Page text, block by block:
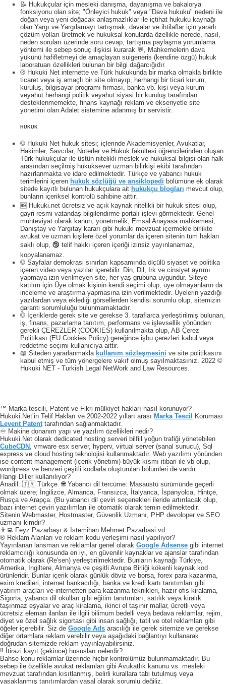
📝 Hukukçular için mesleki danışma, dayanışma ve bakalorya
fonksiyonu olan site; "Önleyici hukuk" veya "Dava hukuku" nedeni ile
doğan veya yeni doğacak anlaşmazlıklar ile içtihat hukuku kaynağı
olan Yargı ve Yargılamayı tartışmak, davalar ve ihtilaflar için yararlı
çözüm yolları üretmek ve hukuksal konularda özellikle nerede, nasıl,
neden soruları üzerinde soru cevap, tartışma paylaşma yorumlama
yöntemi ile sebep sonuç ilişkisi kurarak 💬, Mahkemelerin dava
yükünü hafifletmeyi de amaçlayan suigeneris (kendine özgü) hukuk
laboratuarı özellikleri bulunan bir bilgi dağarcığıdır.
® Hukuki Net internette ve Türk hukukunda bir marka olmakla birlikte
ticaret veya iş amaçlı bir site olmayıp, herhangi bir ticari kurum,
kuruluş, bilgisayar programı firması, banka vb. kişi veya kurum
veyahut herhangi politik veyahut siyasi bir kuruluş tarafından
desteklenmemekte, finans kaynağı reklam ve ekseriyetle site
yönetimi olan Adalet sistemine adanmış bir servistir.
HUKUK
© Hukuki Net hukuk sitesi; içlerinde Akademisyenler, Avukatlar,
Hakimler, Savcılar, Noterler ve Hukuk fakültesi öğrencilerinden oluşan
Türk hukukçular ile üstün nitelikli meslek ve hukuksal bilgisi olan halk
arasından seçilmiş hukuksever uzman bilirkişi ekibi tarafından
hazırlanmakta ve idare edilmektedir. Türkçe ve yabancı hukuk
terimlerini içeren hukuk sözlüğü ve ansiklopedi bölümüne ek olarak
sitede kayıtlı bulunan hukukçulara ait hukukçu blogları mevcut olup,
bunların içeriksel kontrolü sahibine aittir.
🆓 Hukuki.net ücretsiz ve açık kaynak nitelikli bir hukuk sitesi olup,
gayri resmi vatandaş bilgilendirme portalı işlevi görmektedir. Genel
muhteviyat olarak kanun, yönetmelik, Emsal Anayasa mahkemesi,
Danıştay ve Yargıtay kararı gibi hukuki mevzuat içermekle birlikte
avukat ve uzman kişilere özel yorumlar da içeren sitenin tüm hakları
saklı olup, 🕲 telif hakkı içeren içeriği izinsiz yayınlanamaz,
kopyalanamaz.
© Sayfalar demokrasi sınırları kapsamında ölçülü siyaset ve politika
içeren video veya yazılar içerebilir. Din, Dil, Irk ve cinsiyet ayrımı
yapmaya izin verilmeyen site, her yaş grubuna uygundur. Siteye
katılım için Üye olmak kişinin kendi seçimi olup, üye olmayanların da
inceleme ve araştırma yapmasına izin verilmektedir. Üyelerin yazdığı
yazılardan veya eklediği görsellerden kendisi sorumlu olup, sitemizin
garanti sorumluluğu bulunmamaktadır.
© İçeriklerde gerek site ve gerekse 3. taraflarca yerleştirilmiş bulunan,
iş, finans, pazarlama tanıtım, performans ve işlevsellik yönünden
gerekli ÇEREZLER (COOKIES) kullanılmakta olup, AB Çerez
Politikası (EU Cookies Policy) gereğince işbu çerezleri kabul veya
reddetme seçimi kullanıcıya aittir.
📖 Siteden yararlanmakla kullanım sözleşmesini ve site politikasını
kabul etmiş ve tüm yönergelere vakıf olmuş sayılmaktasınız. 2022 ©
Hukuki NET - Turkish Legal NetWork and Law Resources.
™ Marka tescili, Patent ve Fikri mülkiyet hakları nasıl korunuyor?
Hukuki.Net’in Telif Hakları ve 2002-2022 yılları arası Marka Tescil
Koruması
Levent Patenttarafından sağlanmaktadır.
♾️ Makine donanım yapı ve yazılım özellikleri nedir?
Hukuki.Net olarak dedicated hosting serveri bilfiil yoğun trafiği yönetebilen
CubeCDN , vmware esx server, hyperv, virtual server (sanal sunucu), Sql
express ve cloud hosting teknolojisi kullanmaktadır. Web yazılımı yönünden
ise content management (içerik yönetimi) büyük kısmı itibari ile vb olup,
wordpress ve benzeri çeşitli kodlarla oluşturulan bölümleri de vardır.
Hangi Diller kullanılıyor?
Anadil: 🇹🇷 Türkçe. 🌐 Yabancı dil tercüme: Masaüstü sürümünde geçerli
olmak üzere; İngilizce, Almanca, Fransızca, İtalyanca, İspanyolca, Hintçe,
Rusça ve Arapça. (Bu yabancı dil çeviri seçenekleri ileride artırılacak olup,
bazı internet çeviri yazılımları ile otomatik olarak temin edilmektedir.
Sitenin Webmaster, Hostmaster, Güvenlik Uzmanı, PHP devoloper ve SEO
uzmanı kimdir?
👨‍💻 Feyz Pazarbaşı & Istemihan Mehmet Pazarbasi vd.
® Reklam Alanları ve reklam kodu yerleşimi nasıl yapılıyor?
Yayınlanan lansman ve reklamlar genel olarak Google Adsense gibi internet
reklamcılığı konusunda en iyi, en güvenilir kaynaklar ve ajanslar tarafından
otomatik olarak (Re'sen) yerleştirilmektedir. Bunların kaynağı Türkiye,
Amerika, Ingiltere, Almanya ve çeşitli Avrupa Birliği kökenli kaynak kod
ürünleridir. Bunlar içerik olarak günlük döviz ve borsa, forex para kazanma,
exim kredileri, internet bankacılığı, banka ve kredi kartı tanıtımları gibi
yatırım araçları ve internetten para kazanma teknikleri, hazır ofis kiralama,
Sigorta, yabancı dil okulları gibi eğitim tanıtımları, satılık veya kiralık
taşınmaz eşyalar ve araç kiralama, ikinci el taşınır mallar, ücretli veya
ücretsiz eleman ilanları ile ilgili bilimum bedelli veya bedava reklamlar, rejim,
diyet ve özel sağlık sigortası gibi insan sağlığı, tatil ve otel reklamları gibi
öğeler içerebilir. Siz de Google Ads aracılığı ile gerek sitemize ve gerekse
diğer ortamlara reklam verebilir veya aşağıdaki bağlantıyı kullanarak
doğrudan sitemizde reklam yayınlayabilirsiniz.
‼️ İtirazi kayıt (çekince) hususları nelerdir?
Bahse konu reklamlar üzerinde hiçbir kontrolümüz bulunmamaktadır. Bu
sebep ile özellikle avukat reklamları gibi Avukatlık kanunu vs. mesleki
mevzuat tarafından kısıtlanmış, belirli kurallara tabi tutulmuş veya
yasaklanmış tanıtımlardan yasal olarak sorumlu değiliz.